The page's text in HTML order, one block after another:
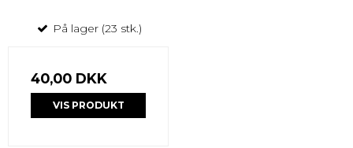
På lager (23 stk.)
40,00 DKK
VIS PRODUKT